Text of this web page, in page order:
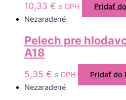
10,33 € s DPH
Pridať
Nezaradené
Pelech pre
A18
5,35 € s DPH
Pridať do
Nezaradené